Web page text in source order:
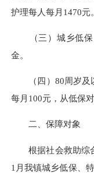
护理每人每月1470元。
（三）城乡低保
金。
（四）80周岁及以
每月100元，从低保
二、保障对象
根据社会救助综合
1月我镇城乡低保、